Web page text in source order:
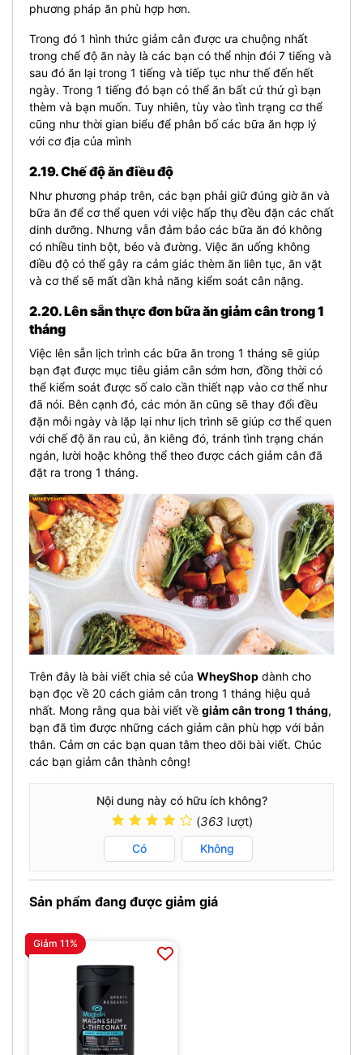
phương pháp ăn phù hợp hơn.
Trong đó 1 hình thức giảm cân được ưa chuộng nhất
trong chế độ ăn này là các bạn có thể nhịn đói 7 tiếng và
sau đó ăn lại trong 1 tiếng và tiếp tục như thế đến hết
ngày. Trong 1 tiếng đó bạn có thể ăn bất cứ thứ gì bạn
thèm và bạn muốn. Tuy nhiên, tùy vào tình trạng cơ thể
cũng như thời gian biểu để phân bố các bữa ăn hợp lý
với cơ địa của mình
2.19. Chế độ ăn điều độ
Như phương pháp trên, các bạn phải giữ đúng giờ ăn và
bữa ăn để cơ thể quen với việc hấp thụ đều đặn các chất
dinh dưỡng. Nhưng vẫn đảm bảo các bữa ăn đó không
có nhiều tinh bột, béo và đường. Việc ăn uống không
điều độ có thể gây ra cảm giác thèm ăn liên tục, ăn vặt
và cơ thể sẽ mất dần khả năng kiểm soát cân nặng.
2.20. Lên sẵn thực đơn bữa ăn giảm cân trong 1
tháng
Việc lên sẵn lịch trình các bữa ăn trong 1 tháng sẽ giúp
bạn đạt được mục tiêu giảm cân sớm hơn, đồng thời có
thể kiểm soát được số calo cần thiết nạp vào cơ thể như
đã nói. Bên cạnh đó, các món ăn cũng sẽ thay đổi đều
đặn mỗi ngày và lặp lại như lịch trình sẽ giúp cơ thể quen
với chế độ ăn rau củ, ăn kiêng đó, tránh tình trạng chán
ngán, lười hoặc không thể theo được cách giảm cân đã
đặt ra trong 1 tháng.
Trên đây là bài viết chia sẻ của WheyShop dành cho
bạn đọc về 20 cách giảm cân trong 1 tháng hiệu quả
nhất. Mong rằng qua bài viết về giảm cân trong 1 tháng,
bạn đã tìm được những cách giảm cân phù hợp với bản
thân. Cảm ơn các bạn quan tâm theo dõi bài viết. Chúc
các bạn giảm cân thành công!
Nội dung này có hữu ích không?
(363 lượt)
Có Không
Sản phẩm đang được giảm giá
Giảm 11%